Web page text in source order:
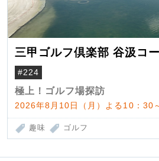
三甲ゴルフ倶楽部 谷汲コ
#224
極上！ゴルフ場探訪
2026年8月10日（月）よる10：30
趣味 ゴルフ